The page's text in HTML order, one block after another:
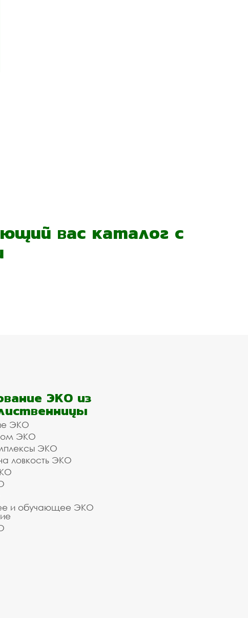
вас каталог с
ЭКО из
ЭКО
ЭКО
ЭКО
ловкость ЭКО
и обучающее ЭКО